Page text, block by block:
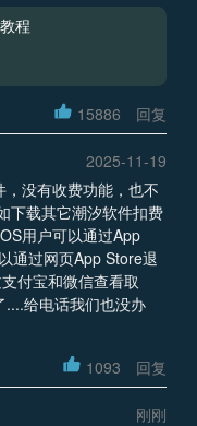
程
15886 回复
2025-11-19
没有收费功能，也不
下载其它潮汐软件扣费
用户可以通过App
通过网页App Store退
付宝和微信查看取
....给电话我们也没办
1093 回复
刚刚